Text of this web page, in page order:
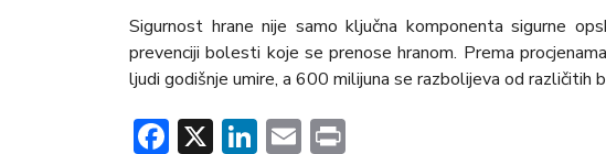
Sigurnost hrane nije samo ključna komponenta sigurne
prevenciji bolesti koje se prenose hranom. Prema
ljudi godišnje umire, a 600 milijuna se razbolijeva od različitih
Facebook
X LinkedIn
Email